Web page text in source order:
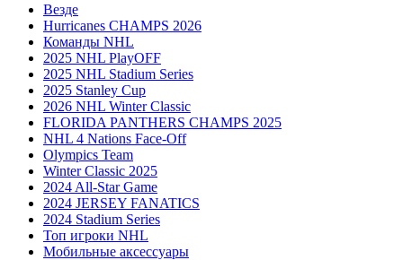
Везде
Hurricanes CHAMPS 2026
Команды NHL
2025 NHL PlayOFF
2025 NHL Stadium Series
2025 Stanley Cup
2026 NHL Winter Classic
FLORIDA PANTHERS CHAMPS 2025
NHL 4 Nations Face-Off
Olympics Team
Winter Classic 2025
2024 All-Star Game
2024 JERSEY FANATICS
2024 Stadium Series
Топ игроки NHL
Мобильные аксессуары